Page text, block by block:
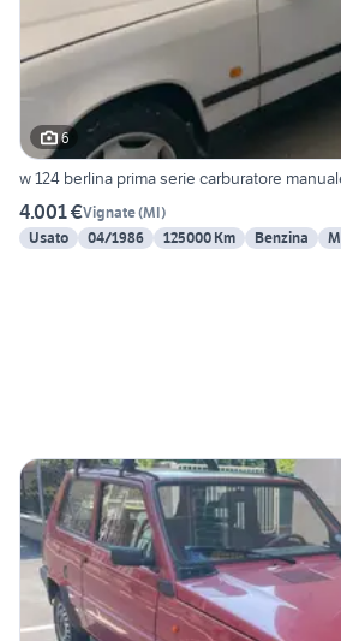
6
w 124 berlina prima serie carburatore
4.001 €Vignate(MI)
Usato
04/1986 125000 Km Benzina